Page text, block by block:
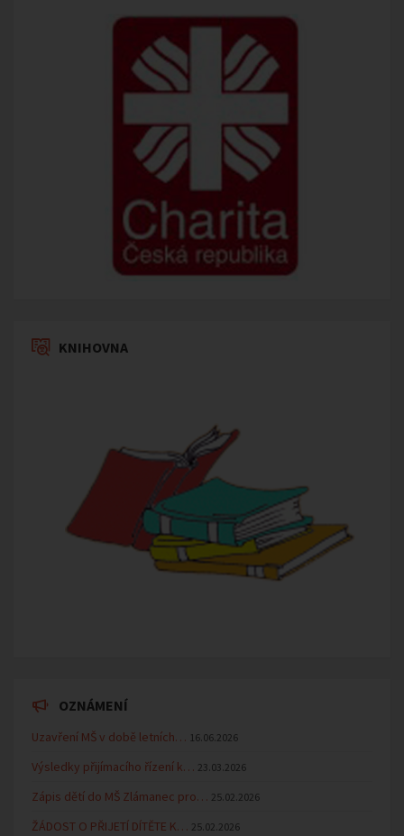
KNIHOVNA
OZNÁMENÍ
Uzavření MŠ v době letních… 16.06.2026
Výsledky přijímacího řízení k… 23.03.2026
Zápis dětí do MŠ Zlámanec pro… 25.02.2026
ŽÁDOST O PŘIJETÍ DÍTĚTE K… 25.02.2026